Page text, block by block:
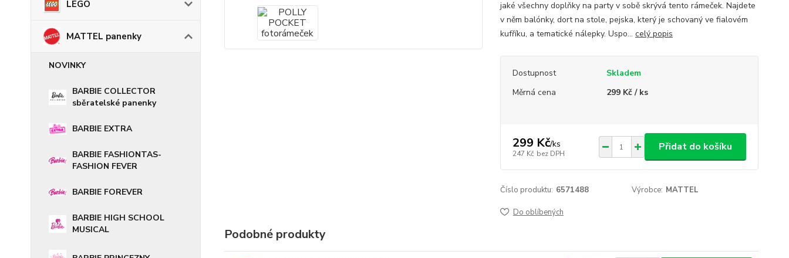
LEGO
MATTEL panenky
NOVINKY
BARBIE COLLECTOR
sběratelské panenky
BARBIE EXTRA
BARBIE FASHIONTAS-
FASHION FEVER
BARBIE FOREVER
BARBIE HIGH SCHOOL
MUSICAL
jaké všechny doplňky na party v sobě skrývá tento rámeček. Najdete
v něm balónky, dort na stole, pejska, který je schovaný ve fialovém
kufříku, a tematické nálepky. Uspo... celý popis
Dostupnost
Skladem
Měrná cena
299 Kč / ks
299 Kč/ks
247 Kč bez DPH
Přidat do košíku
Číslo produktu: 6571488 Výrobce: MATTEL
Do oblíbených
Podobné produkty